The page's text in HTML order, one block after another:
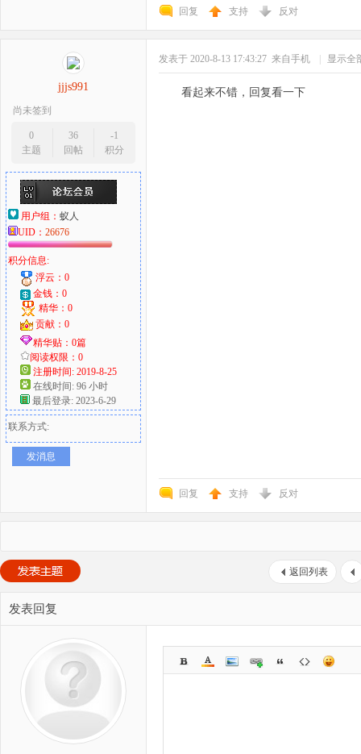
回复 支持 反对
jjjs991
尚未签到
0
主题
36
回帖
-1
积分
用户组： 蚁人
UID： 26676
积分信息:
浮云：0
金钱：0
精华：0
贡献：0
精华贴：0篇
阅读权限：0
注册时间: 2019-8-25
在线时间: 96 小时
最后登录: 2023-6-29
联系方式:
发消息
发表于 2020-8-13 17:43:27 来自手机 显示全
看起来不错，回复看一下
回复 支持 反对
返回列表
发表回复